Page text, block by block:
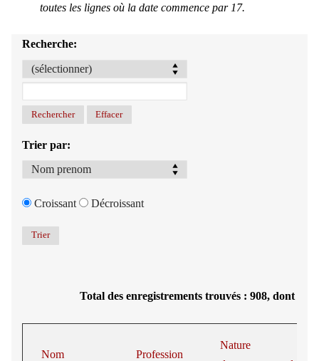
toutes les lignes où la date commence par 17.
Recherche:
Trier par:
Croissant Décroissant
Total des enregistrements trouvés : 908, dont 50
Nom
Profession
Nature